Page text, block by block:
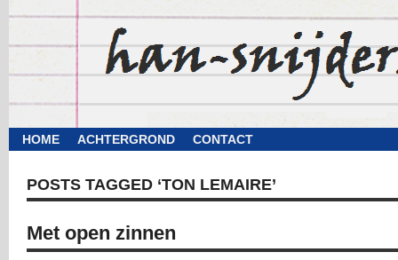
HOME ACHTERGROND CONTACT
POSTS TAGGED ‘TON LEMAIRE’
Met open zinnen